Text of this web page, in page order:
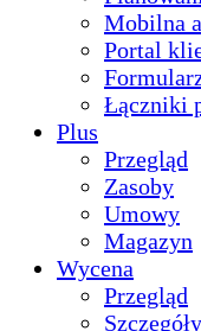
Mobilna
Portal
Łączniki
Plus
Przegląd
Zasoby
Umowy
Magazyn
Wycena
Przegląd